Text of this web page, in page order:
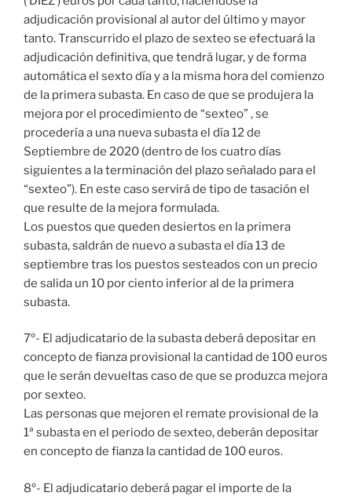
adjudicación provisional al autor del último y mayor
tanto. Transcurrido el plazo de sexteo se efectuará la
adjudicación definitiva, que tendrá lugar, y de forma
automática el sexto día y a la misma hora del comienzo
de la primera subasta. En caso de que se produjera la
mejora por el procedimiento de “sexteo” , se
procedería a una nueva subasta el día 12 de
Septiembre de 2020 (dentro de los cuatro días
siguientes a la terminación del plazo señalado para el
“sexteo”). En este caso servirá de tipo de tasación el
que resulte de la mejora formulada.
Los puestos que queden desiertos en la primera
subasta, saldrán de nuevo a subasta el día 13 de
septiembre tras los puestos sesteados con un precio
de salida un 10 por ciento inferior al de la primera
subasta.
7º- El adjudicatario de la subasta deberá depositar en
concepto de fianza provisional la cantidad de 100 euros
que le serán devueltas caso de que se produzca mejora
por sexteo.
Las personas que mejoren el remate provisional de la
1ª subasta en el periodo de sexteo, deberán depositar
en concepto de fianza la cantidad de 100 euros.
8º- El adjudicatario deberá pagar el importe de la